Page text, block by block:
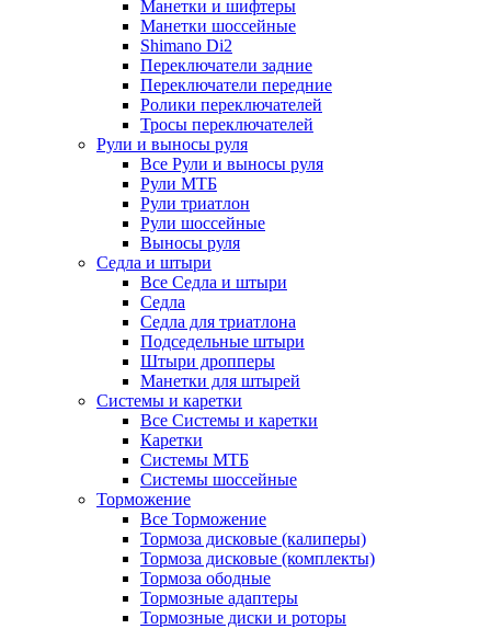
Манетки и шифтеры
Манетки шоссейные
Shimano Di2
Переключатели задние
Переключатели передние
Ролики переключателей
Тросы переключателей
Рули и выносы руля
Все Рули и выносы руля
Рули МТБ
Рули триатлон
Рули шоссейные
Выносы руля
Седла и штыри
Все Седла и штыри
Седла
Седла для триатлона
Подседельные штыри
Штыри дропперы
Манетки для штырей
Системы и каретки
Все Системы и каретки
Каретки
Системы МТБ
Системы шоссейные
Торможение
Все Торможение
Тормоза дисковые (калиперы)
Тормоза дисковые (комплекты)
Тормоза ободные
Тормозные адаптеры
Тормозные диски и роторы